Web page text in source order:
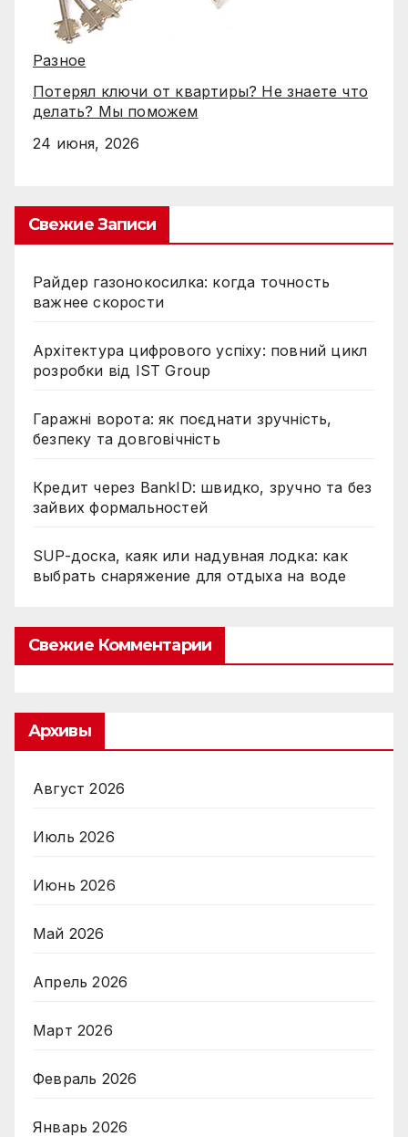
Разное
Потерял ключи от квартиры? Не знаете что
делать? Мы поможем
24 июня, 2026
Свежие Записи
Райдер газонокосилка: когда точность
важнее скорости
Архітектура цифрового успіху: повний цикл
розробки від IST Group
Гаражні ворота: як поєднати зручність,
безпеку та довговічність
Кредит через BankID: швидко, зручно та без
зайвих формальностей
SUP-доска, каяк или надувная лодка: как
выбрать снаряжение для отдыха на воде
Свежие Комментарии
Архивы
Август 2026
Июль 2026
Июнь 2026
Май 2026
Апрель 2026
Март 2026
Февраль 2026
Январь 2026